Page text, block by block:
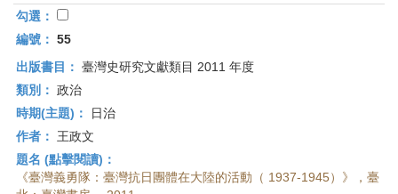
勾選：
編號： 55
出版書目： 臺灣史研究文獻類目 2011 年度
類別： 政治
時期(主題)：
日治
作者：
王政文
題名 (點擊閱讀)：
《臺灣義勇隊：臺灣抗日團體在大陸的活動（ 1937-1945）》，臺